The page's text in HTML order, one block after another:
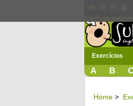
Exercícios
A B
Home >